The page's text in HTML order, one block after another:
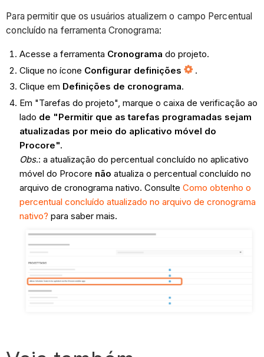
Para permitir que os usuários atualizem o campo Percentual
concluído na ferramenta Cronograma:
Acesse a ferramenta Cronograma do projeto.
Clique no ícone Configurar definições
.
Clique em Definições de cronograma.
Em "Tarefas do projeto", marque o caixa de verificação ao
lado de "Permitir que as tarefas programadas sejam
atualizadas por meio do aplicativo móvel do
Procore".
Obs.: a atualização do percentual concluído no aplicativo
móvel do Procore não atualiza o percentual concluído no
arquivo de cronograma nativo. Consulte Como obtenho o
percentual concluído atualizado no arquivo de cronograma
nativo? para saber mais.